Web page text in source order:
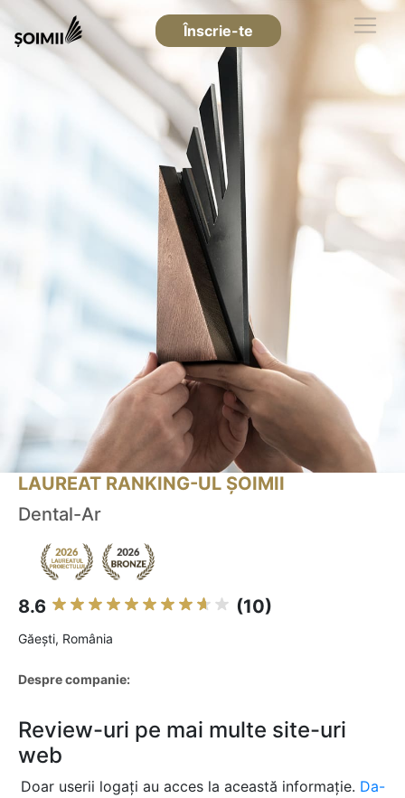
Înscrie-te
LAUREAT RANKING-UL ȘOIMII
Dental-Ar
8.6 (10)
Găeşti, România
Despre companie:
Review-uri pe mai multe site-uri
web
Doar userii logați au acces la această informație. Da-